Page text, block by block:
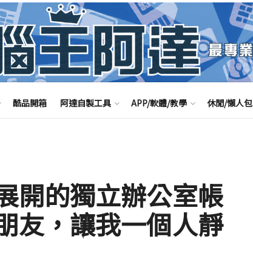
酷品開箱 阿達自製工具 APP/軟體/教學 休閒/懶人包
開的獨立辦公室帳
友，讓我一個人靜